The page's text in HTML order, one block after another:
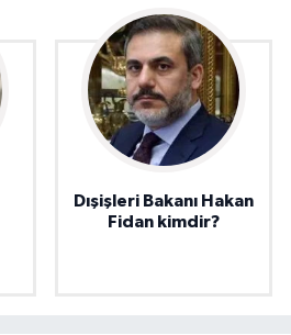
Dışişleri Bakanı Hakan
Fidan kimdir?